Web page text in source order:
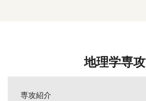
地理学専攻
専攻紹介